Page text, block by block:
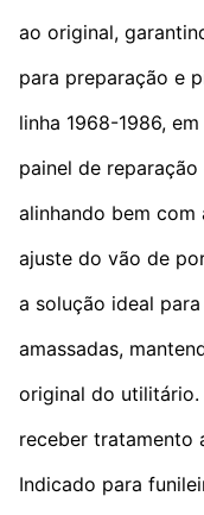
ao original,
para preparação e
linha 1968-1986,
painel de
alinhando bem
ajuste do vão de
a solução ideal
amassadas,
original do
receber tratamento
Indicado para